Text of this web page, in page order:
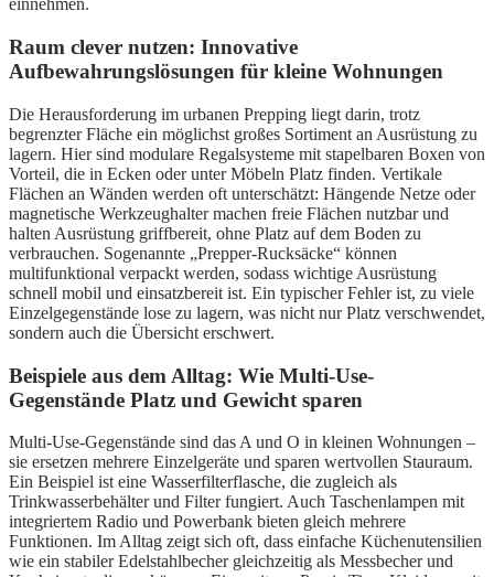
einnehmen.
Raum clever nutzen: Innovative
Aufbewahrungslösungen für kleine Wohnungen
Die Herausforderung im urbanen Prepping liegt darin, trotz
begrenzter Fläche ein möglichst großes Sortiment an Ausrüstung zu
lagern. Hier sind modulare Regalsysteme mit stapelbaren Boxen von
Vorteil, die in Ecken oder unter Möbeln Platz finden. Vertikale
Flächen an Wänden werden oft unterschätzt: Hängende Netze oder
magnetische Werkzeughalter machen freie Flächen nutzbar und
halten Ausrüstung griffbereit, ohne Platz auf dem Boden zu
verbrauchen. Sogenannte „Prepper-Rucksäcke“ können
multifunktional verpackt werden, sodass wichtige Ausrüstung
schnell mobil und einsatzbereit ist. Ein typischer Fehler ist, zu viele
Einzelgegenstände lose zu lagern, was nicht nur Platz verschwendet,
sondern auch die Übersicht erschwert.
Beispiele aus dem Alltag: Wie Multi-Use-
Gegenstände Platz und Gewicht sparen
Multi-Use-Gegenstände sind das A und O in kleinen Wohnungen –
sie ersetzen mehrere Einzelgeräte und sparen wertvollen Stauraum.
Ein Beispiel ist eine Wasserfilterflasche, die zugleich als
Trinkwasserbehälter und Filter fungiert. Auch Taschenlampen mit
integriertem Radio und Powerbank bieten gleich mehrere
Funktionen. Im Alltag zeigt sich oft, dass einfache Küchenutensilien
wie ein stabiler Edelstahlbecher gleichzeitig als Messbecher und